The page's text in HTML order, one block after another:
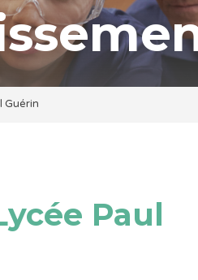
Guérin
Paul